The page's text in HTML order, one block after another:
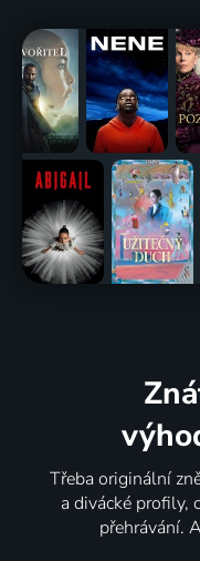
Třeba originální
a divácké profily,
přehrávání.